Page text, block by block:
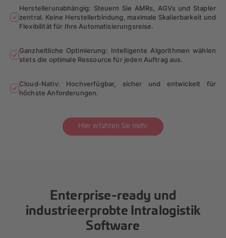
Herstellerunabhängig: Steuern Sie AMRs, AGVs und Stapler
zentral. Keine Herstellerbindung, maximale Skalierbarkeit und
Flexibilität für Ihre Automatisierungsreise.
Ganzheitliche Optimierung: Intelligente Algorithmen wählen
stets die optimale Ressource für jeden Auftrag aus.
Cloud-Nativ: Hochverfügbar, sicher und entwickelt für
höchste Anforderungen.
Hier erfahren Sie mehr
Enterprise-ready und
industrieerprobte Intralogistik
Software